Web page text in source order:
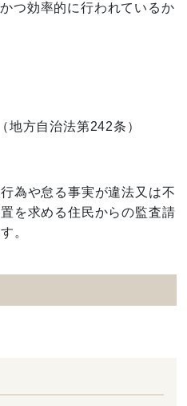
つ効率的に行われているか
（地方自治法第242条）
や怠る事実が違法又は不
を求める住民からの監査請
。